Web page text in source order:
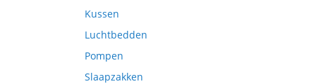
Kussen
Luchtbedden
Pompen
Slaapzakken